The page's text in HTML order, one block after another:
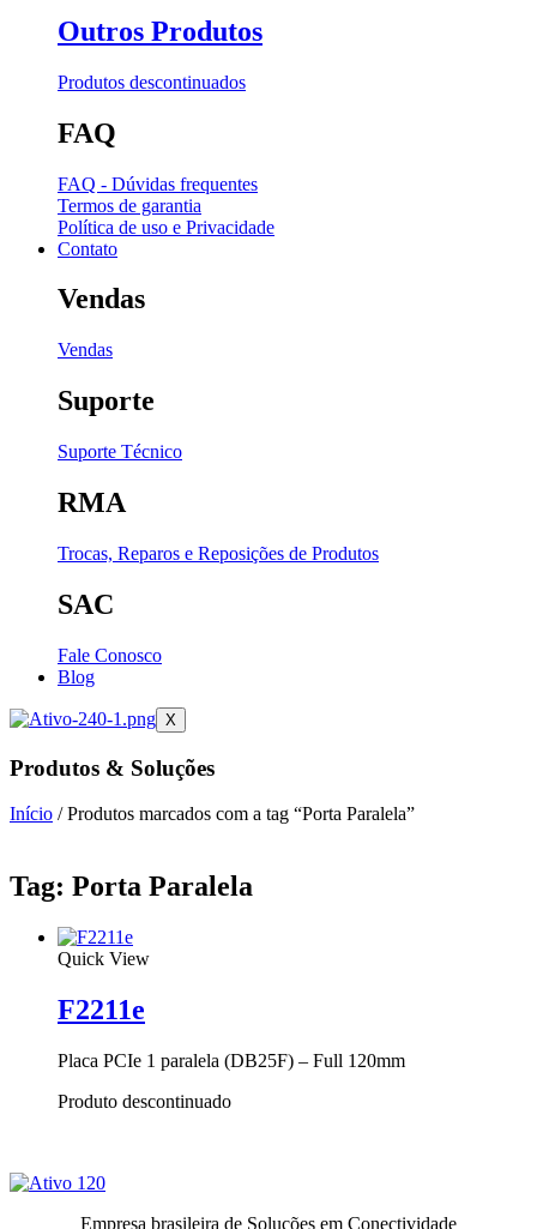
Outros Produtos
Produtos descontinuados
FAQ
FAQ - Dúvidas frequentes
Termos de garantia
Política de uso e Privacidade
Contato
Vendas
Vendas
Suporte
Suporte Técnico
RMA
Trocas, Reparos e Reposições de Produtos
SAC
Fale Conosco
Blog
X
Produtos & Soluções
Início / Produtos marcados com a tag “Porta Paralela”
Tag: Porta Paralela
Quick View
F2211e
Placa PCIe 1 paralela (DB25F) – Full 120mm
Produto descontinuado
Empresa brasileira de Soluções em Conectividade